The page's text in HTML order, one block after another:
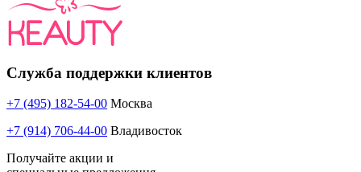
Служба поддержки клиентов
+7 (495) 182-54-00 Москва
+7 (914) 706-44-00 Владивосток
Получайте акции и